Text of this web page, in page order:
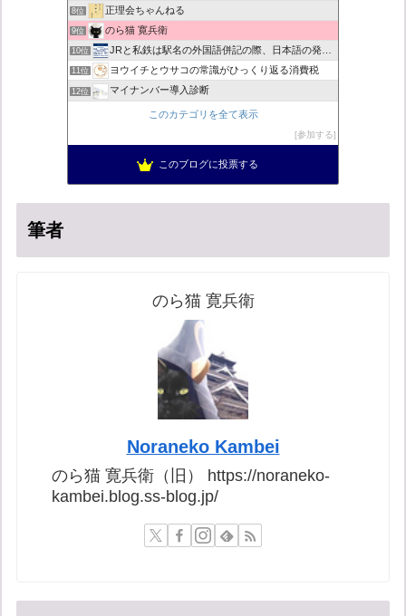
8位 正理会ちゃんねる
9位 のら猫 寛兵衛
10位 JRと私鉄は駅名の外国語併記の際、日本語の発音/…
11位 ヨウイチとウサコの常識がひっくり返る消費税
12位 マイナンバー導入診断
救国と自警の防犯草莽号_草莽愛知実行委員会、
真のジャーナリズムがここにある！
このカテゴリを全て表示
参加する
このブログに投票する
筆者
のら猫 寛兵衛
Noraneko Kambei
のら猫 寛兵衛（旧） https://noraneko-
kambei.blog.ss-blog.jp/